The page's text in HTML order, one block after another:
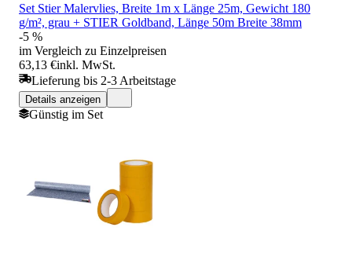
Set Stier Malervlies, Breite 1m x Länge 25m, Gewicht 180
g/m², grau + STIER Goldband, Länge 50m Breite 38mm
-5 %
im Vergleich zu Einzelpreisen
63,13 €inkl. MwSt.
Lieferung bis 2-3 Arbeitstage
Details anzeigen
Günstig im Set